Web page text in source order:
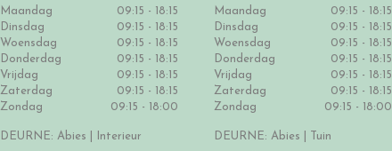
Maandag
09:15 - 18:15
Dinsdag
09:15 - 18:15
Woensdag
09:15 - 18:15
Donderdag
09:15 - 18:15
Vrijdag
09:15 - 18:15
Zaterdag
09:15 - 18:15
Zondag
09:15 - 18:00
DEURNE: Abies | Interieur
Maandag
09:15 - 18:15
Dinsdag
09:15 - 18:15
Woensdag
09:15 - 18:15
Donderdag
09:15 - 18:15
Vrijdag
09:15 - 18:15
Zaterdag
09:15 - 18:15
Zondag
09:15 - 18:00
DEURNE: Abies | Tuin